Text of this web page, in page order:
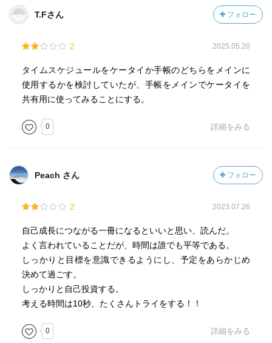
で落とし込んでおり非常に実践的です。実際、著者は現在
業界では異例の残業ゼロを実現し注目されています。こう
されているので、非常に説得力のある1冊です。
著者について
1972年生まれ。東大学経済学部卒。三菱地所を経てソフト
とで、マイクロソフトとのジョイントベンチャーや、日本
プロジェクトマネージャーとして活躍。ソフト一連の事業
ニング・テクノロジー企業「トライオン株式会社」を設
グラム〈TORAIZ〉を運営し、高い注目を集めている。労働
時間が長くなりがちな英語学習業界の中で、残業が月平均4
時間を実現し、その時間術のノウハウの注目が集まる。自
身も「残業ゼロ」で、高い生産性と圧倒的なスピードで仕
事をこなし、ビジネスとプライベートの両方を充実させる
ことに成功している。著書に、『孫社長のむちゃぶりを解
ごい「数値化」仕事術(PHP)、『なぜあの人は中学英語で世
い。それは仕事が終わっていない人から見たら気分がよく
ないし、その人の仕事が終わっていないのに終わっている
〇仕事が早い人が他の人をフォローする。それは自分の成
長にも寄与するからと納得できればよい。あとはその姿を
会社に評価してもらえるかだよね。
〇スケジュールは仕事のみでなくプライベートなことも立
てるのは確かにいいなと思った。私は仕事と私的なことと
自分を形成する大切なものだし、どちらかに迷惑をかける
ことなどたくさんあるのだから、一緒に考えることでより
れておけると、辛いことも頑張れる。
〇人の力を借りることは考えの中に入れてもよい。でもそ
れは相手の都合を考えながらで、だからこそ自分も相手に
力を貸せる人間にならないといけない。
T.Fさん フォロー
2 2025.05.20
タイムスケジュールをケータイか手帳のどちらをメインに
使用するかを検討していたが、手帳をメインでケータイを
共有用に使ってみることにする。
0 詳細をみる
Peach さん フォロー
2 2023.07.26
自己成長につながる一冊になるといいと思い、読んだ。
よく言われていることだが、時間は誰でも平等である。
しっかりと目標を意識できるようにし、予定をあらかじめ
決めて過ごす。
しっかりと自己投資する。
考える時間は10秒、たくさんトライをする！！
0 詳細をみる